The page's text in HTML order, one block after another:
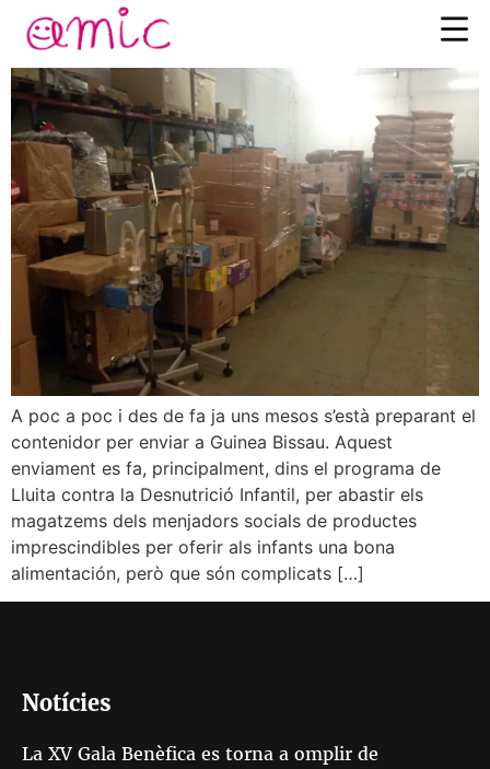
Preparant el contenidor
A poc a poc i des de fa ja uns mesos s’està preparant el
contenidor per enviar a Guinea Bissau. Aquest
enviament es fa, principalment, dins el programa de
Lluita contra la Desnutrició Infantil, per abastir els
magatzems dels menjadors socials de productes
imprescindibles per oferir als infants una bona
alimentación, però que són complicats […]
Notícies
La XV Gala Benèfica es torna a omplir de